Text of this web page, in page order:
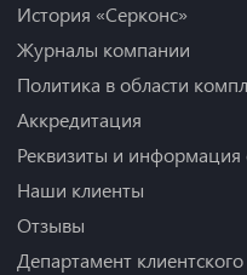
История «Серконс»
Журналы компании
Политика в области
Аккредитация
Реквизиты и
Наши клиенты
Отзывы
Департамент клиентского